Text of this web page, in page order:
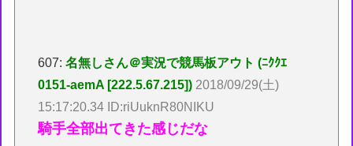
607:名無しさん＠実況で競馬板アウト (ﾆｸｸｴ
0151-aemA [222.5.67.215]) 2018/09/29(土)
15:17:20.34 ID:riUuknR80NIKU
騎手全部出てきた感じだな